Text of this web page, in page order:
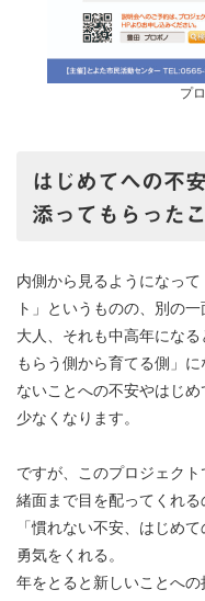
プ
はじめてへの不
添ってもらった
内側から見るようになっ
ト」というものの、別の
大人、それも中高年にな
もらう側から育てる側」
ないことへの不安やはじ
少なくなります。
ですが、このプロジェク
緒面まで目を配ってくれる
「慣れない不安、はじめ
勇気をくれる。
年をとると新しいことへの